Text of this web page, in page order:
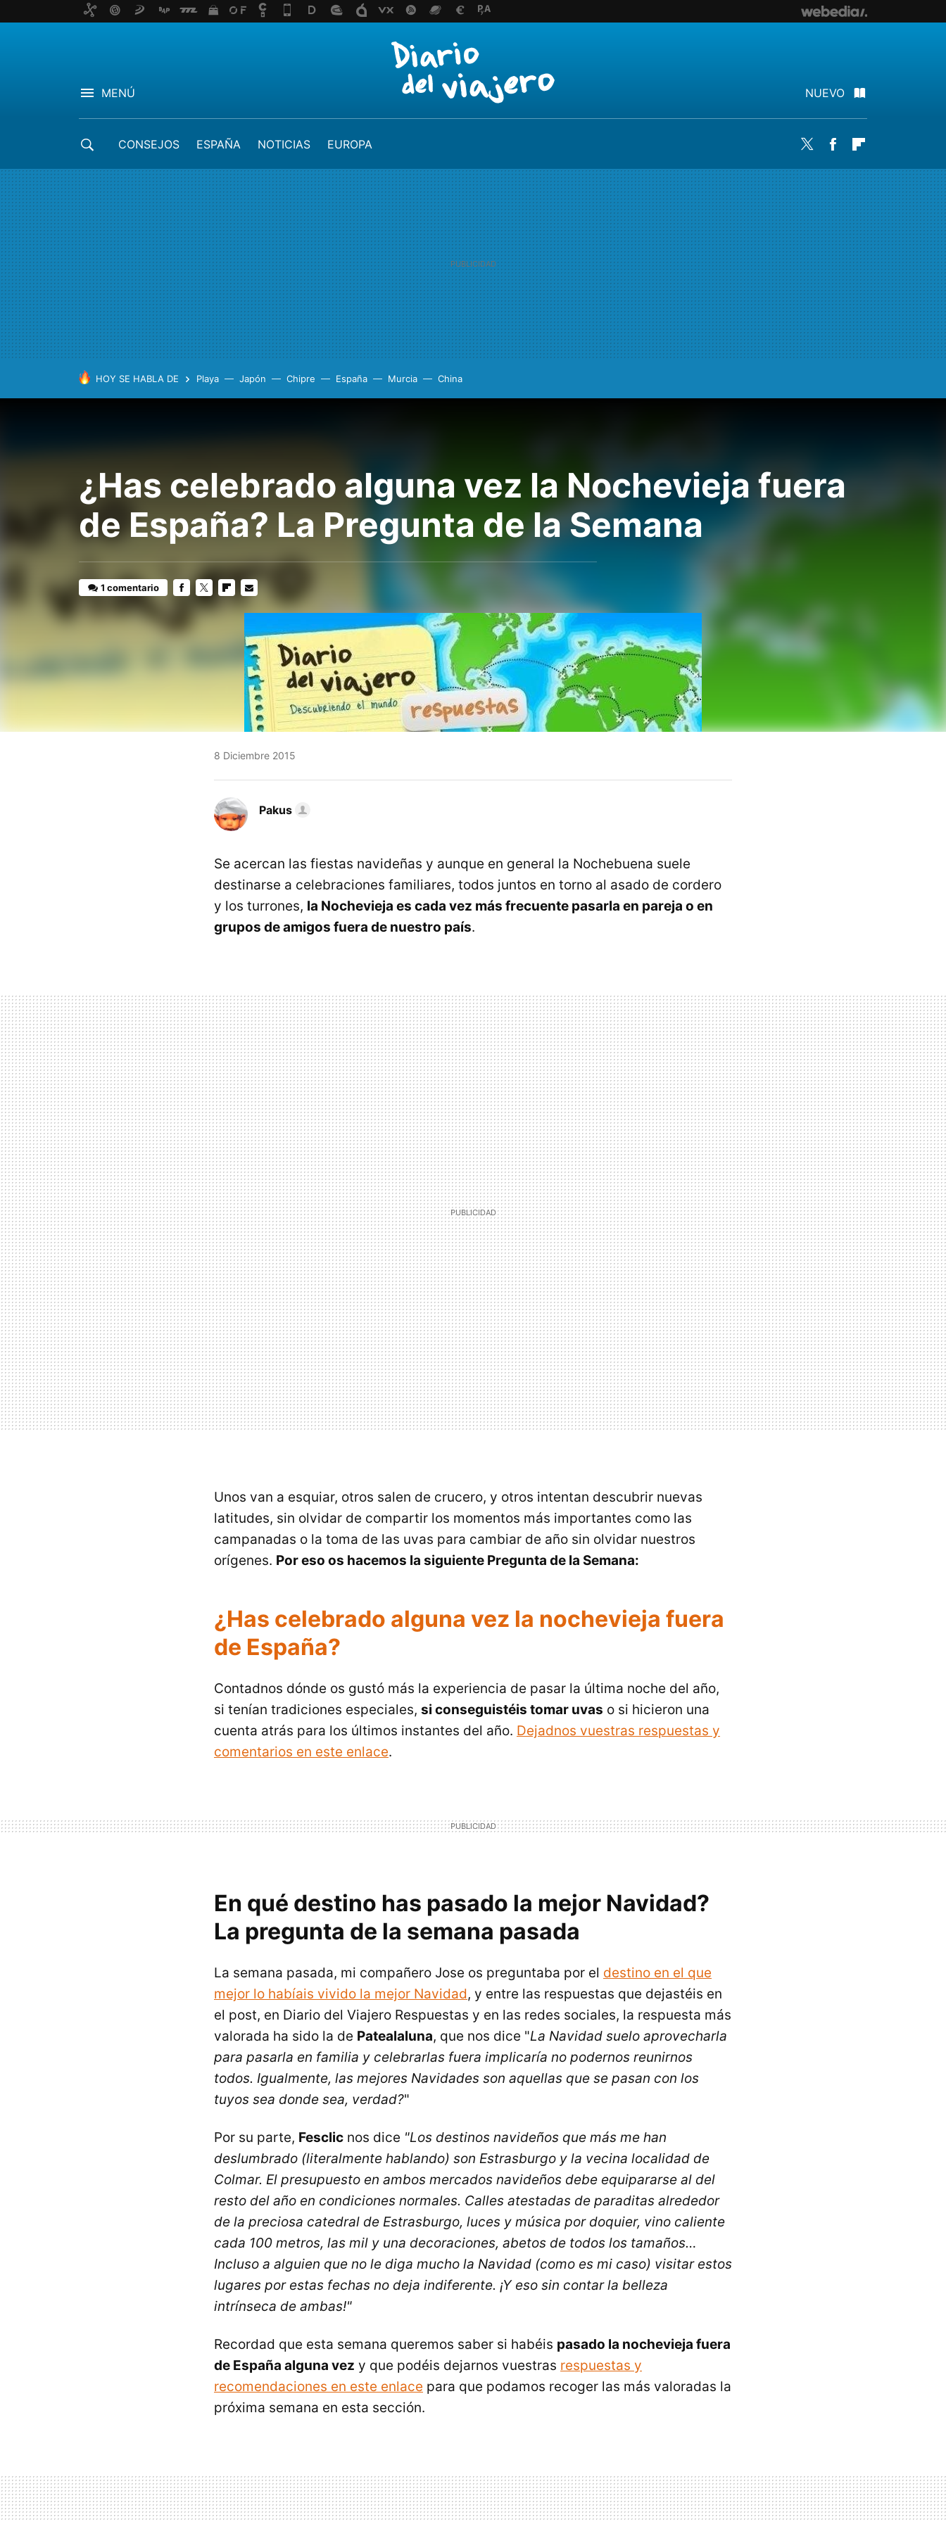
MENÚ NUEVO
CONSEJOS ESPAÑA NOTICIAS EUROPA Twitter Facebook
HOY SE HABLA DE Playa Japón Chipre España Murcia China
¿Has celebrado alguna vez la Nochevieja fuera
de España? La Pregunta de la Semana
1 comentario
FACEBOOK
TWITTERFLIPBOARD
8 Diciembre 2015
Pakus
Se acercan las fiestas navideñas y aunque en general la Nochebuena suele
destinarse a celebraciones familiares, todos juntos en torno al asado de cordero
y los turrones, la Nochevieja es cada vez más frecuente pasarla en pareja o en
grupos de amigos fuera de nuestro país.
Unos van a esquiar, otros salen de crucero, y otros intentan descubrir nuevas
latitudes, sin olvidar de compartir los momentos más importantes como las
campanadas o la toma de las uvas para cambiar de año sin olvidar nuestros
orígenes. Por eso os hacemos la siguiente Pregunta de la Semana:
¿Has celebrado alguna vez la nochevieja fuera
de España?
Contadnos dónde os gustó más la experiencia de pasar la última noche del año,
si tenían tradiciones especiales, si conseguistéis tomar uvas o si hicieron una
cuenta atrás para los últimos instantes del año. Dejadnos vuestras respuestas y
comentarios en este enlace.
En qué destino has pasado la mejor Navidad?
La pregunta de la semana pasada
La semana pasada, mi compañero Jose os preguntaba por el destino en el que
mejor lo habíais vivido la mejor Navidad, y entre las respuestas que dejastéis en
el post, en Diario del Viajero Respuestas y en las redes sociales, la respuesta más
valorada ha sido la de Patealaluna, que nos dice "La Navidad suelo aprovecharla
para pasarla en familia y celebrarlas fuera implicaría no podernos reunirnos
todos. Igualmente, las mejores Navidades son aquellas que se pasan con los
tuyos sea donde sea, verdad?"
Por su parte, Fesclic nos dice "Los destinos navideños que más me han
deslumbrado (literalmente hablando) son Estrasburgo y la vecina localidad de
Colmar. El presupuesto en ambos mercados navideños debe equipararse al del
resto del año en condiciones normales. Calles atestadas de paraditas alrededor
de la preciosa catedral de Estrasburgo, luces y música por doquier, vino caliente
cada 100 metros, las mil y una decoraciones, abetos de todos los tamaños…
Incluso a alguien que no le diga mucho la Navidad (como es mi caso) visitar estos
lugares por estas fechas no deja indiferente. ¡Y eso sin contar la belleza
intrínseca de ambas!"
Recordad que esta semana queremos saber si habéis pasado la nochevieja fuera
de España alguna vez y que podéis dejarnos vuestras respuestas y
recomendaciones en este enlace para que podamos recoger las más valoradas la
próxima semana en esta sección.